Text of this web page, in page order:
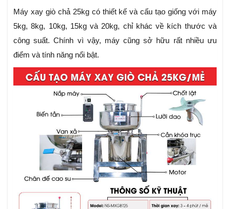
Máy xay giò chả 25kg cóthiết kế và cấu tạo giống với máy
5kg, 8kg, 10kg, 15kg và 20kg, chỉ khác về kích thước và
công suất. Chính vì vậy, máy cũng sở hữu rất nhiều ưu
điểm và tính năng nổi bật.